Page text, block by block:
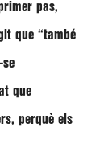
pas,
que “també
se
que
perquè els